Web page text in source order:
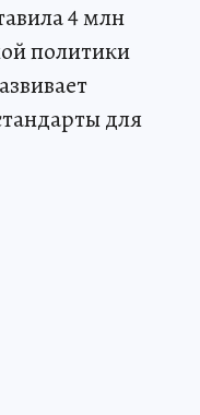
4 млн
политики
для